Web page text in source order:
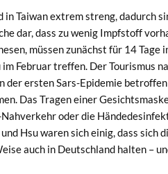
in Tai­wan extrem streng, dadurch
dar, dass zu wenig Impf­stoff
müssen zunächst für 14
Feb­ru­ar tre­f­fen. Der Touris­mus
der ersten Sars-Epi­demie
Das Tra­gen ein­er
oder die
Hsu waren sich einig, dass
auch in Deutsch­land hal­ten –